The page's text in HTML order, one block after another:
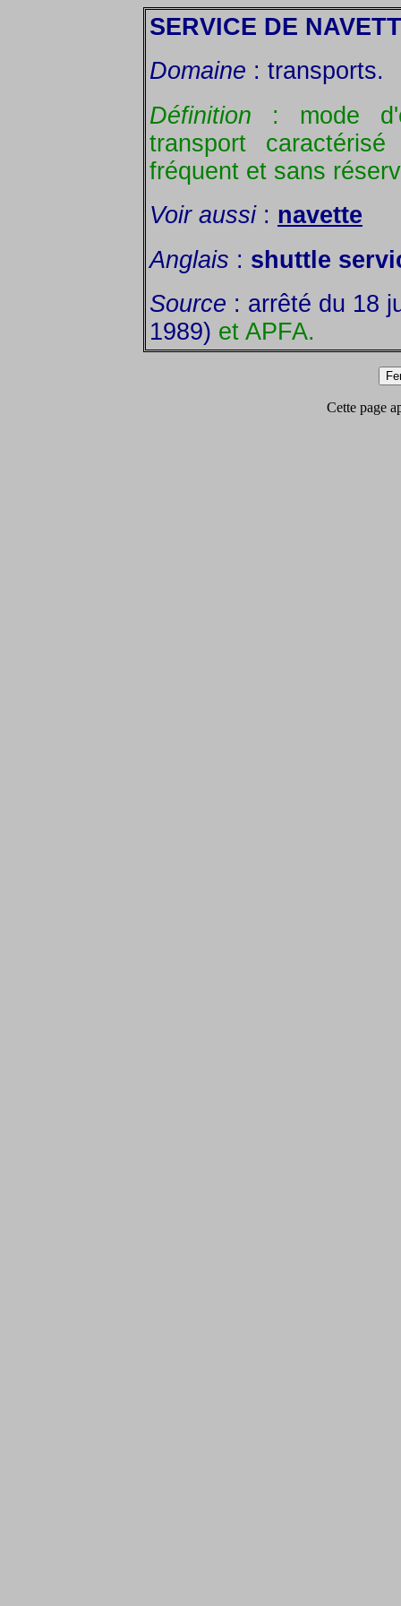
SERVICE DE
Domaine : transports.
Définition : mode
transport
fréquent et sans
Voir aussi: navette
Anglais : shuttle
Source : arrêté du 18
1989) et APFA.
Cette page